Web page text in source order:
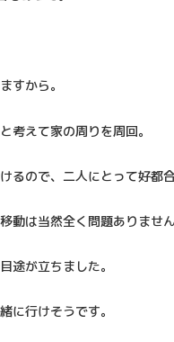
すから。
考えて家の周りを周回。
ので、二人にとって好都合
動は当然全く問題ありません
途が立ちました。
に行けそうです。